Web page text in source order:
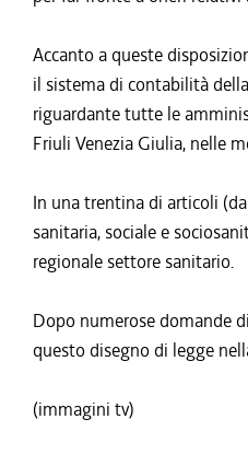
Accanto a queste
il sistema di contabilità
riguardante tutte le
Friuli Venezia Giulia, nelle
In una trentina di articoli
sanitaria, sociale e
regionale settore sanitario.
Dopo numerose domande
questo disegno di legge
(immagini tv)